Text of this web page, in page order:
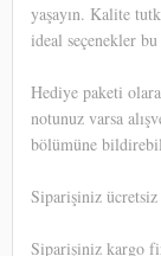
yaşayın. Kalite
ideal seçenekler
Hediye paketi
notunuz varsa
bölümüne
Siparişiniz
Siparişiniz kargo